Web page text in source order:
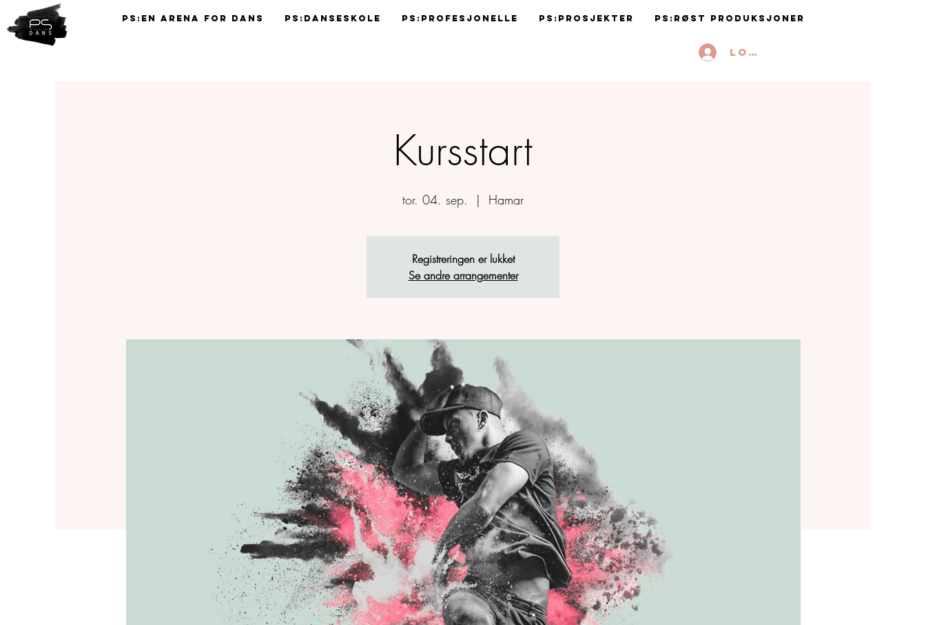
PS:En Arena for Dans PS:Danseskole Ps:Profesjonelle Ps:Prosjekter PS:RØST Produksjoner
Logg inn
Kursstart
tor. 04. sep.
  |
Hamar
Registreringen er lukket
Se andre arrangementer